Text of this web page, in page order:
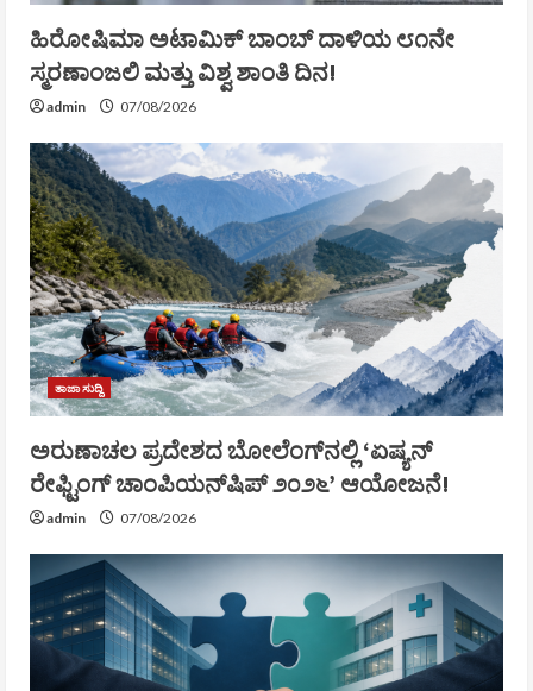
ಹಿರೋಷಿಮಾ ಅಟಾಮಿಕ್ ಬಾಂಬ್ ದಾಳಿಯ ೮೧ನೇ
ಸ್ಮರಣಾಂಜಲಿ ಮತ್ತು ವಿಶ್ವ ಶಾಂತಿ ದಿನ!
admin 07/08/2026
ತಾಜಾ ಸುದ್ದಿ
ಅರುಣಾಚಲ ಪ್ರದೇಶದ ಬೋಲೆಂಗ್‌ನಲ್ಲಿ ‘ಏಷ್ಯನ್
ರೇಫ್ಟಿಂಗ್ ಚಾಂಪಿಯನ್‌ಷಿಪ್ ೨೦೨೬’ ಆಯೋಜನೆ!
admin 07/08/2026